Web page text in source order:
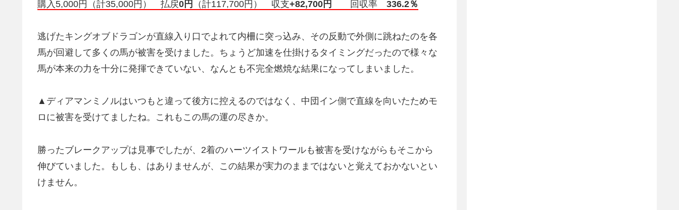
購入5,000円（計35,000円） 払戻0円 （計117,700円） 収支+82,700円 回収率 336.2％
逃げたキングオブドラゴンが直線入り口でよれて内柵に突っ込み、その反動で外側に跳ねたのを各
馬が回避して多くの馬が被害を受けました。ちょうど加速を仕掛けるタイミングだったので様々な
馬が本来の力を十分に発揮できていない、なんとも不完全燃焼な結果になってしまいました。
▲ディアマンミノルはいつもと違って後方に控えるのではなく、中団イン側で直線を向いたためモ
ロに被害を受けてましたね。これもこの馬の運の尽きか。
勝ったブレークアップは見事でしたが、2着のハーツイストワールも被害を受けながらもそこから
伸びていました。もしも、はありませんが、この結果が実力のままではないと覚えておかないとい
けません。